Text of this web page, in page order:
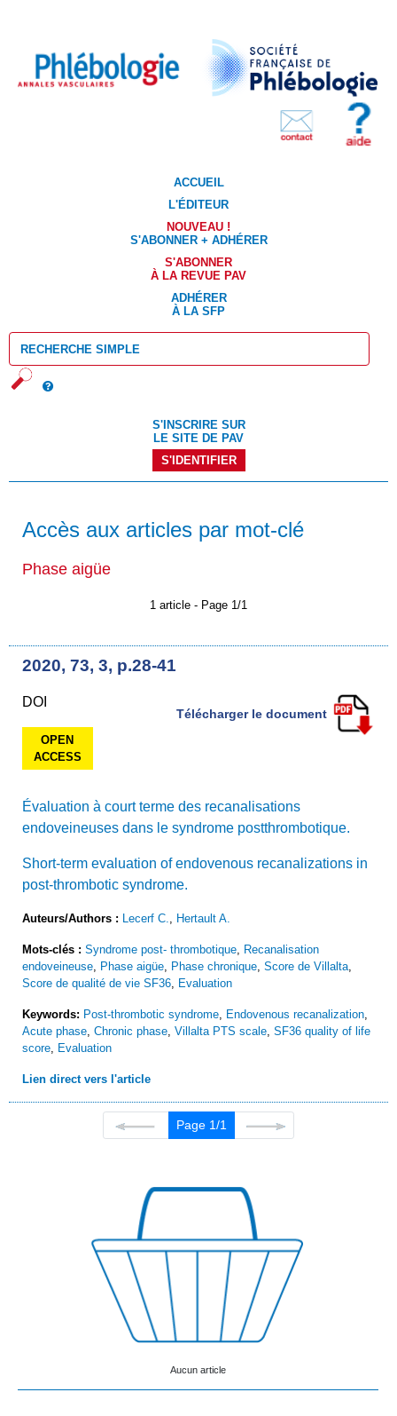
ACCUEIL
L'ÉDITEUR
NOUVEAU !
S'ABONNER + ADHÉRER
S'ABONNER
À LA REVUE PAV
ADHÉRER
À LA SFP
S'INSCRIRE SUR
LE SITE DE PAV
S'IDENTIFIER
Accès aux articles par mot-clé
Phase aigüe
1 article - Page 1/1
2020, 73, 3, p.28-41
DOI
Télécharger le document
OPEN
ACCESS
Évaluation à court terme des recanalisations
endoveineuses dans le syndrome postthrombotique.
Short-term evaluation of endovenous recanalizations in
post-thrombotic syndrome.
Auteurs/Authors : Lecerf C. Hertault A.
Mots-clés : Syndrome post- thrombotique
Recanalisation
endoveineuse
Phase aigüe Phase chronique Score de Villalta
Score de qualité de vie SF36
Evaluation
Keywords: Post-thrombotic syndrome Endovenous recanalization
Acute phase Chronic phase Villalta PTS scale SF36 quality of life
score
Evaluation
Lien direct vers l'article
Page 1/1
Aucun article